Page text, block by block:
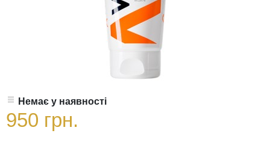
Немає у наявності
950 грн.